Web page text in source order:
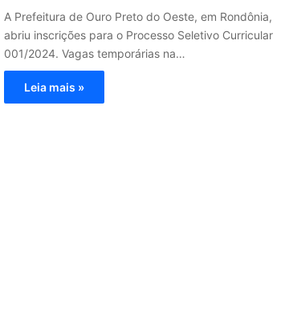
A Prefeitura de Ouro Preto do Oeste, em Rondônia,
abriu inscrições para o Processo Seletivo Curricular
001/2024. Vagas temporárias na…
Leia mais »